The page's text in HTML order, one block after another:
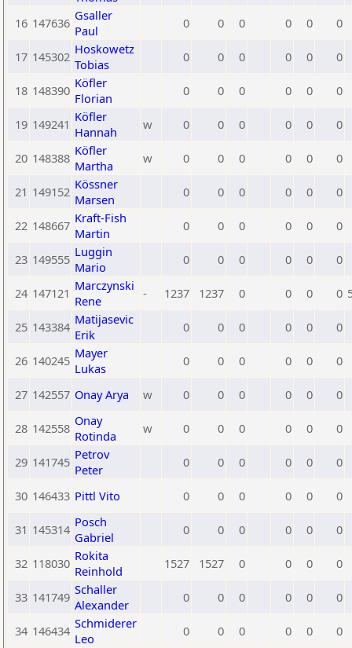
16 147636 Gsaller
Paul
0 0 0 0 0 0
17 145302 Hoskowetz
Tobias
0 0 0 0 0 0
18 148390 Köfler
Florian
0 0 0 0 0 0
19 149241 Köfler
Hannah
w 0 0 0 0 0 0
20 148388 Köfler
Martha
w 0 0 0 0 0 0
21 149152 Kössner
Marsen
0 0 0 0 0 0
22 148667 Kraft-Fish
Martin
0 0 0 0 0 0
23 149555 Luggin
Mario
0 0 0 0 0 0
24 147121 Marczynski
Rene
- 1237 1237 0 0 0 0
25 143384 Matijasevic
Erik
0 0 0 0 0 0
26 140245 Mayer
Lukas
0 0 0 0 0 0
27 142557 Onay Arya w 0 0 0 0 0 0
28 142558 Onay
Rotinda
w 0 0 0 0 0 0
29 141745 Petrov
Peter
0 0 0 0 0 0
30 146433 Pittl Vito 0 0 0 0 0 0
31 145314 Posch
Gabriel
0 0 0 0 0 0
32 118030 Rokita
Reinhold
1527 1527 0 0 0 0
33 141749 Schaller
Alexander
0 0 0 0 0 0
34 146434 Schmiderer
Leo
0 0 0 0 0 0